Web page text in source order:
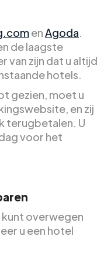
enAgoda.
de laagste
van zijn dat u altijd
hotels.
gezien, moet u
en zij
terugbetalen. U
voor het
kunt overwegen
u een hotel